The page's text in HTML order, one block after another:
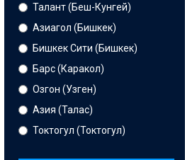
Талант (Беш-Кунгей)
Азиагол (Бишкек)
Бишкек Сити (Бишкек)
Барс (Каракол)
Озгон (Узген)
Азия (Талас)
Токтогул (Токтогул)